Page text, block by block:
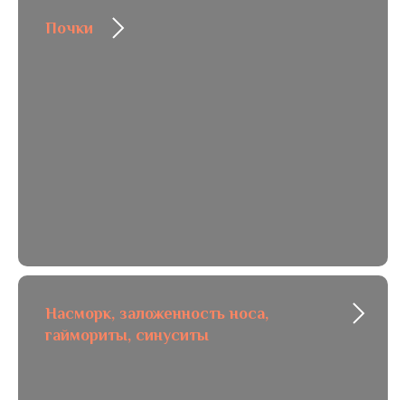
Почки
Насморк, заложенность носа,
гаймориты, синуситы